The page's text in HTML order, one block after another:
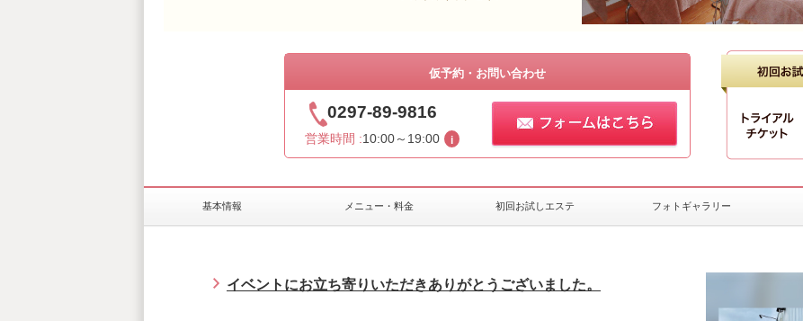
仮予約・お問い合わせ
0297-89-9816
営業時間 :10:00～19:00
基本情報 メニュー・料金 初回お試しエステ フォトギャラリー
イベントにお立ち寄りいただきありがとうございました。